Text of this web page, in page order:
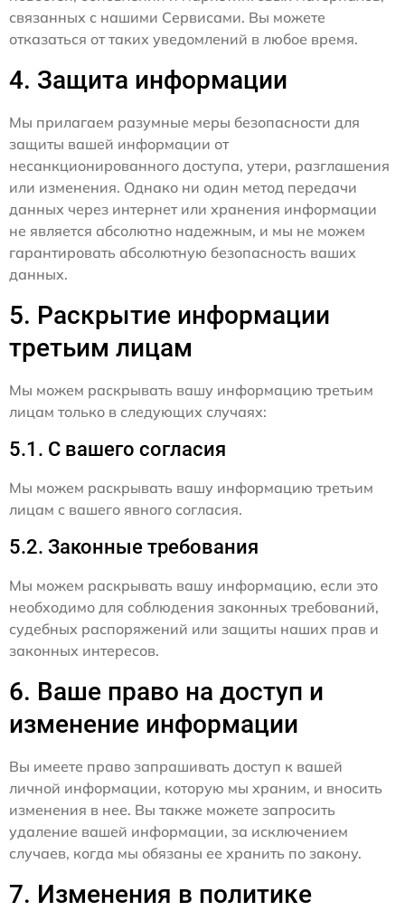
связанных с нашими Сервисами. Вы можете
отказаться от таких уведомлений в любое время.
4. Защита информации
Мы прилагаем разумные меры безопасности для
защиты вашей информации от
несанкционированного доступа, утери, разглашения
или изменения. Однако ни один метод передачи
данных через интернет или хранения информации
не является абсолютно надежным, и мы не можем
гарантировать абсолютную безопасность ваших
данных.
5. Раскрытие информации
третьим лицам
Мы можем раскрывать вашу информацию третьим
лицам только в следующих случаях:
5.1. С вашего согласия
Мы можем раскрывать вашу информацию третьим
лицам с вашего явного согласия.
5.2. Законные требования
Мы можем раскрывать вашу информацию, если это
необходимо для соблюдения законных требований,
судебных распоряжений или защиты наших прав и
законных интересов.
6. Ваше право на доступ и
изменение информации
Вы имеете право запрашивать доступ к вашей
личной информации, которую мы храним, и вносить
изменения в нее. Вы также можете запросить
удаление вашей информации, за исключением
случаев, когда мы обязаны ее хранить по закону.
7. Изменения в политике